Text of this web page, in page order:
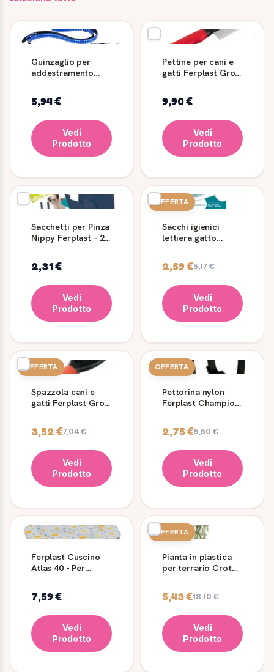
Guinzaglio per
addestramento
5,94 €
Vedi
Prodotto
Pettine per cani e
gatti Ferplast Gro
9,90 €
Vedi
Prodotto
Sacchetti per Pinza
Nippy Ferplast - 24
2,31 €
Vedi
Prodotto
OFFERTA
Sacchi igienici
lettiera gatto
2,59 €5,17 €
Vedi
Prodotto
OFFERTA
Spazzola cani e
gatti Ferplast Gro
3,52 €7,04 €
Vedi
Prodotto
OFFERTA
Pettorina nylon
Ferplast Champion
2,75 €5,50 €
Vedi
Prodotto
Ferplast Cuscino
Atlas 40 - Per
7,59 €
Vedi
Prodotto
OFFERTA
Pianta in plastica
per terrario Croton
5,43 €18,10 €
Vedi
Prodotto